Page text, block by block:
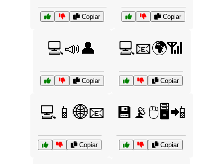
Copiar Copiar
💻📣👤
Copiar
💻📧🌍📶
Copiar
💻📱🌐📧
Copiar
💾📡🖱️🖥️📲
Copiar